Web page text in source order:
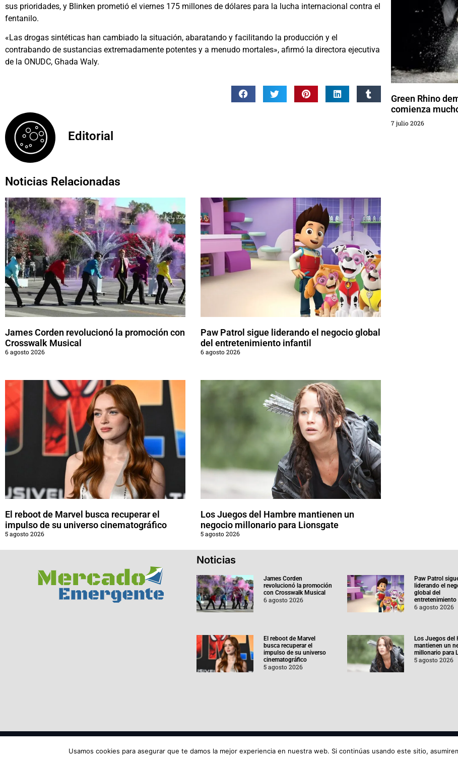
sus prioridades, y Blinken prometió el viernes 175 millones de dólares para la lucha internacional contra el
fentanilo.
«Las drogas sintéticas han cambiado la situación, abaratando y facilitando la producción y el
contrabando de sustancias extremadamente potentes y a menudo mortales», afirmó la directora ejecutiva
de la ONUDC, Ghada Waly.
Editorial
Noticias Relacionadas
James Corden revolucionó la promoción con
Crosswalk Musical
6 agosto 2026
Paw Patrol sigue liderando el negocio global
del entretenimiento infantil
6 agosto 2026
El reboot de Marvel busca recuperar el
impulso de su universo cinematográfico
5 agosto 2026
Los Juegos del Hambre mantienen un
negocio millonario para Lionsgate
5 agosto 2026
Green Rhino
comienza
7 julio 2026
Noticias
James Corden
revolucionó la promoción
con Crosswalk Musical
6 agosto 2026
Paw Patrol
liderando el
global del
6 agosto 2026
El reboot de Marvel
busca recuperar el
impulso de su universo
cinematográfico
5 agosto 2026
Los Juegos del
mantienen un
millonario para
5 agosto 2026
© 2026 Todos los derechos reservados ME SRL.
Usamos cookies para asegurar que te damos la mejor experiencia en nuestra web. Si continúas usando este sitio,